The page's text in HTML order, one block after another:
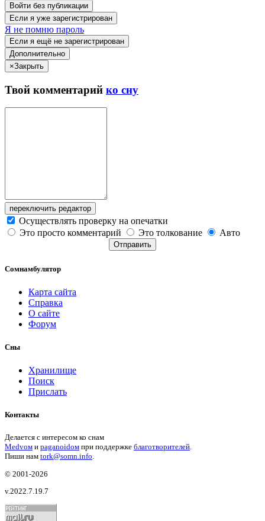
Войти без публикации
Если я уже зарегистрирован
Я не помню пароль
Если я ещё не зарегистрирован
Дополнительно
×Закрыть
Твой комментарий ко сну
переключить редактор
Осуществлять проверку на опечатки
Это просто комментарий
Это толкование Авто
Отправить
Сомнамбулятор
Карта сайта
Справка
О сайте
Форум
Сны
Хранилище
Поиск
Прислать
Контакты
Делается с интересом ко снам
Medvом и paganoidом при поддержке благотворителей.
Пиши нам tork@somn.info.
© 2001 -2026
v.2022.7.19.7